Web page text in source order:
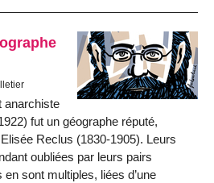
anarchiste
fut un géographe réputé,
Reclus (1830-1905). Leurs
oubliées par leurs pairs
sont multiples, liées d’une